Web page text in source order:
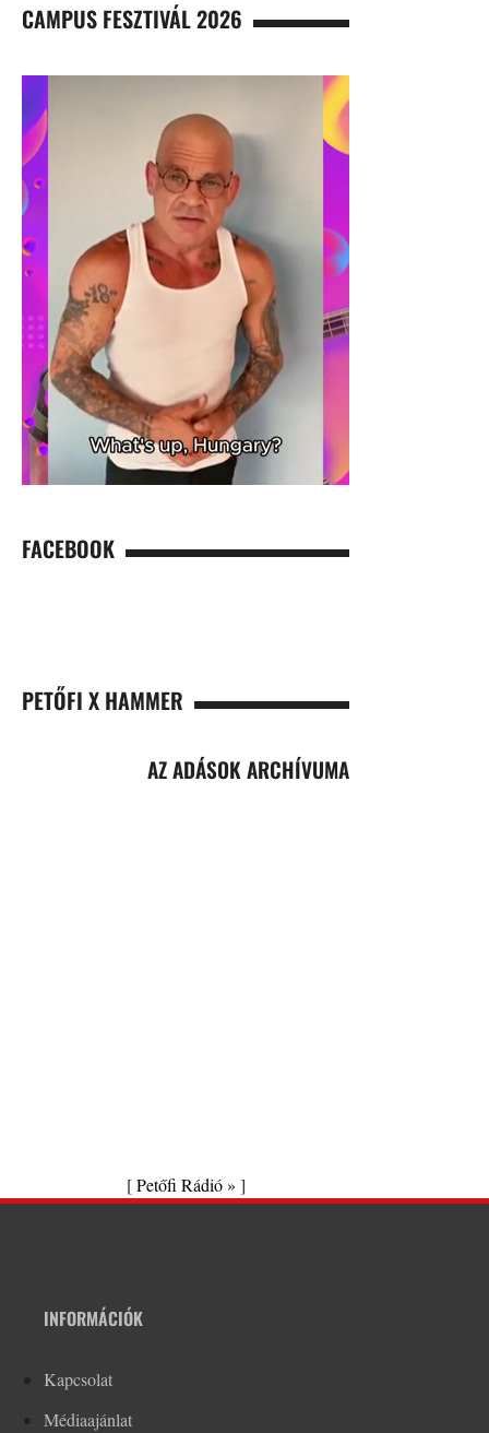
CAMPUS FESZTIVÁL 2026
FACEBOOK
PETŐFI X HAMMER
AZ ADÁSOK ARCHÍVUMA
[Petőfi Rádió » ]
INFORMÁCIÓK
Kapcsolat
Médiaajánlat